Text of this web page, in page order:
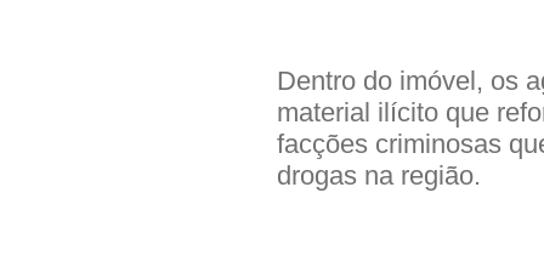
Dentro do imóvel, os
material ilícito que
facções criminosas
drogas na região.